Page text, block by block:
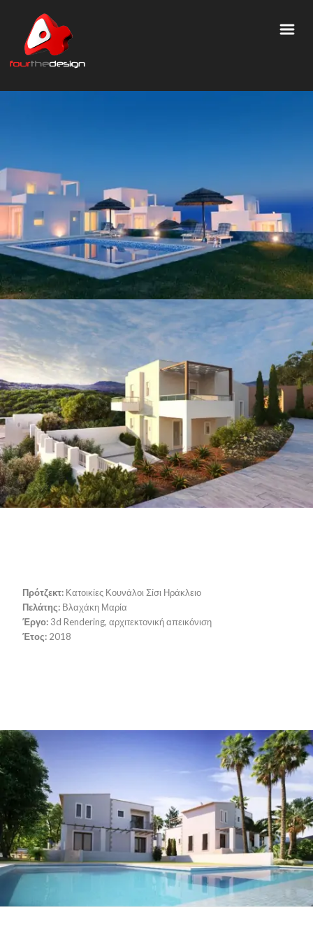
Πρότζεκτ: Κατοικίες Κουνάλοι Σίσι Ηράκλειο
Πελάτης: Βλαχάκη Μαρία
Έργο: 3d Rendering, αρχιτεκτονική απεικόνιση
Έτος: 2018